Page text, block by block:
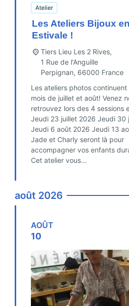
Atelier
Les Ateliers Bijoux
Estivale !
Tiers Lieu Les 2 Rives,
1 Rue de l'Anguille
Perpignan, 66000 France
Les ateliers photos
mois de juillet et août! Venez
retrouvez lors des 4 sessions
Jeudi 23 juillet 2026 Jeudi 30
Jeudi 6 août 2026 Jeudi 13
Jade et Charly seront là pour
accompagner vos enfants
Cet atelier vous...
août 2026
AOÛT
10